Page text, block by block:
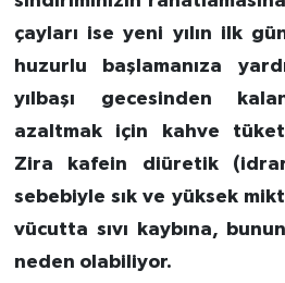
çayları ise yeni yılın ilk
huzurlu başlamanıza
yılbaşı gecesinden
azaltmak için kahve
Zira kafein diüretik
sebebiyle sık ve yüksek
vücutta sıvı kaybına,
neden olabiliyor.